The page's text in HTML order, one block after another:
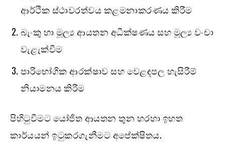
ආර්ථික ස්ථාවරත්වය කළමනාකරණය කිරීම
බැංකු හා මූල්‍ය ආයතන අධීක්ෂණය සහ මූල්‍ය වංචා
වැළැක්වීම
පාරිභෝගික ආරක්ෂාව සහ වෙළඳපල හැසිරීම්
නියාමනය කිරීම
පිහිටුවීමට යෝජිත ආයතන තුන හරහා ඉහත
කාර්යයන් ඉටුකරගැනීමට අපේක්ෂිතය.